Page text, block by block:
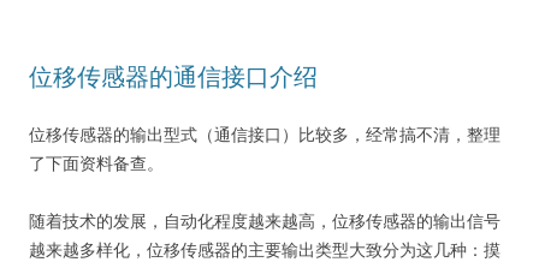
位移传感器的通信接口介绍
位移传感器的输出型式（通信接口）比较多，经常搞不清，整理
了下面资料备查。
随着技术的发展，自动化程度越来越高，位移传感器的输出信号
越来越多样化，位移传感器的主要输出类型大致分为这几种：摸